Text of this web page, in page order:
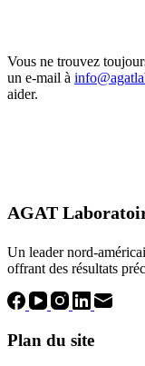
Vous ne trouvez
un e-mail à
aider.
AGAT
Un leader nord-
offrant des résultats
Plan du site